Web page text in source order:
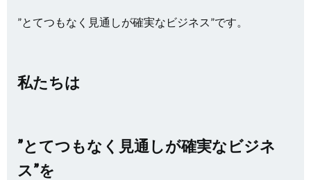
”とてつもなく見通しが確実なビジネス”です。
私たちは
”とてつもなく見通しが確実なビジネ
ス”を